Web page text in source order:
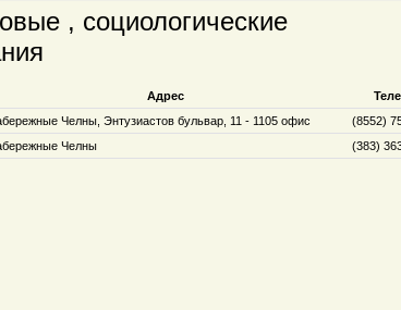
, социологические
Адрес
Челны, Энтузиастов бульвар, 11 - 1105 офис
(8552)
Челны (383)